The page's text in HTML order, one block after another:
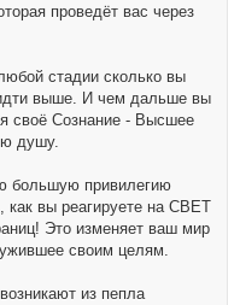
проведёт вас через
стадии сколько вы
идти выше. И чем дальше вы
своё Сознание - Высшее
душу.
большую привилегию
как вы реагируете на СВЕТ
Это изменяет ваш мир
своим целям.
из пепла